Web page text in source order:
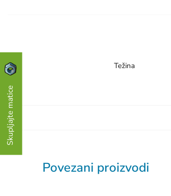
Težina
Povezani proizvodi
Skupljajte matice